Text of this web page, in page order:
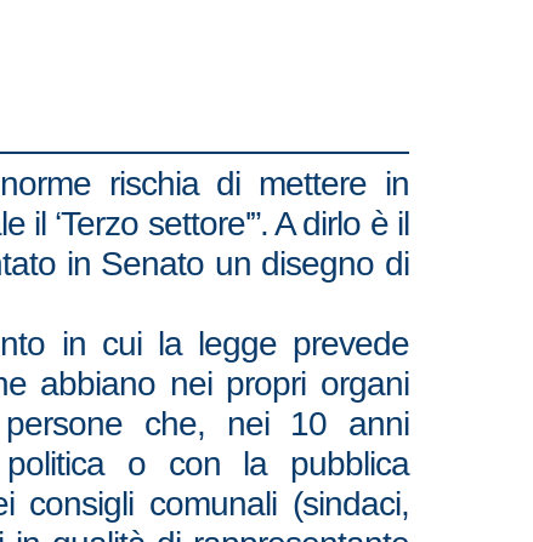
rischia di mettere in
‘Terzo settore'”. A dirlo è il
in Senato un disegno di
in cui la legge prevede
abbiano nei propri organi
persone che, nei 10 anni
o con la pubblica
consigli comunali (sindaci,